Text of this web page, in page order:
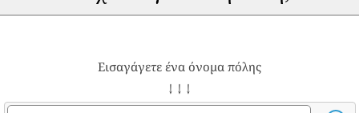
Εισαγάγετε ένα όνομα πόλης
↓ ↓ ↓